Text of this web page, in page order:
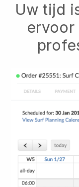
Uw tijd
ervoor